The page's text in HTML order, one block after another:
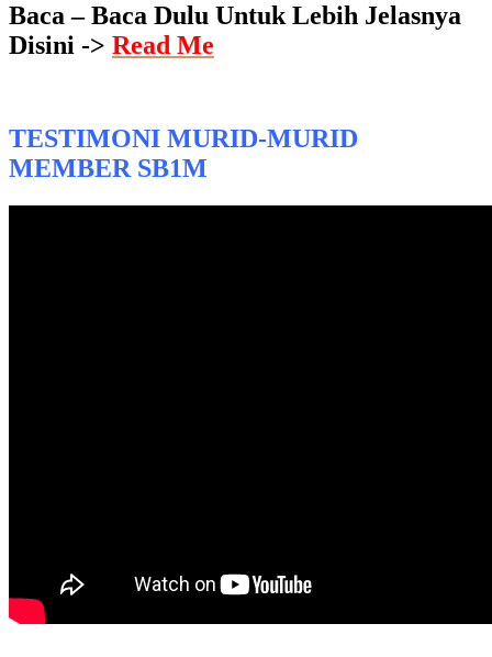
Baca – Baca Dulu Untuk Lebih Jelasnya
Disini -> Read Me
TESTIMONI MURID-MURID
MEMBER SB1M